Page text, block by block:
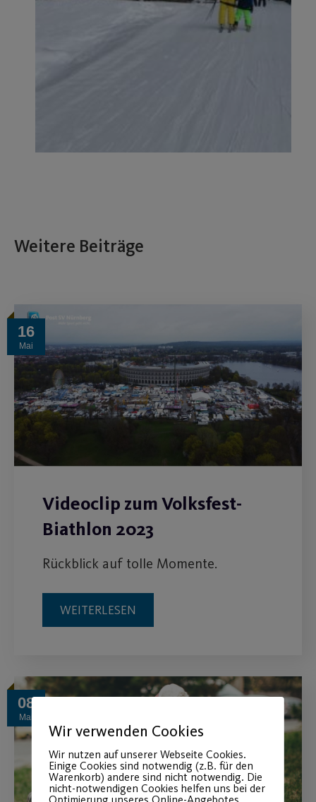
Weitere Beiträge
16
Mai
Videoclip zum Volksfest-
Biathlon 2023
Rückblick auf tolle Momente.
WEITERLESEN
08
Mai
Wir verwenden Cookies
Wir nutzen auf unserer Webseite Cookies.
Einige Cookies sind notwendig (z.B. für den
Warenkorb) andere sind nicht notwendig. Die
nicht-notwendigen Cookies helfen uns bei der